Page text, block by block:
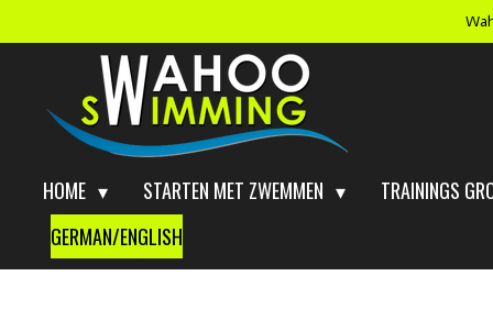
hoofdinhoud
HOME STARTEN MET ZWEMMEN TRAININGS
GERMAN/ENGLISH